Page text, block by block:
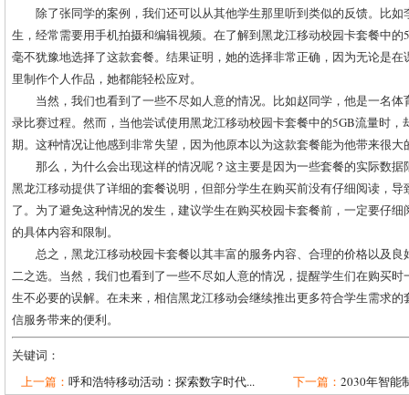
除了张同学的案例，我们还可以从其他学生那里听到类似的反馈。比
生，经常需要用手机拍摄和编辑视频。在了解到黑龙江移动校园卡套餐中
毫不犹豫地选择了这款套餐。结果证明，她的选择非常正确，因为无论是
里制作个人作品，她都能轻松应对。
当然，我们也看到了一些不尽如人意的情况。比如赵同学，他是一名
录比赛过程。然而，当他尝试使用黑龙江移动校园卡套餐中的5GB流量时
期。这种情况让他感到非常失望，因为他原本以为这款套餐能为他带来很大
那么，为什么会出现这样的情况呢？这主要是因为一些套餐的实际数
黑龙江移动提供了详细的套餐说明，但部分学生在购买前没有仔细阅读，
了。为了避免这种情况的发生，建议学生在购买校园卡套餐前，一定要仔
的具体内容和限制。
总之，黑龙江移动校园卡套餐以其丰富的服务内容、合理的价格以及
二之选。当然，我们也看到了一些不尽如人意的情况，提醒学生们在购买
生不必要的误解。在未来，相信黑龙江移动会继续推出更多符合学生需求
信服务带来的便利。
关键词：
上一篇： 呼和浩特移动活动：探索数字时代... 下一篇： 2030年智能